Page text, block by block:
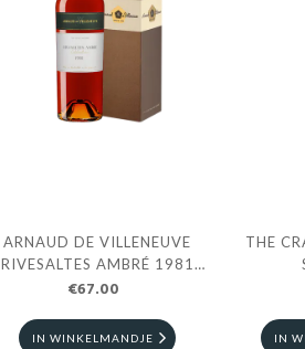
ARNAUD DE VILLENEUVE
RIVESALTES AMBRÉ 1981
0.75 CL
€67.00
IN WINKELMANDJE
THE
IN